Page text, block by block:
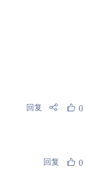
回复 0
回复 0